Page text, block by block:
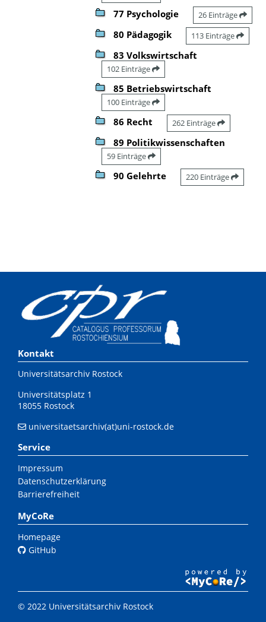
77 Psychologie 26 Einträge
80 Pädagogik 113 Einträge
83 Volkswirtschaft
102 Einträge
85 Betriebswirtschaft
100 Einträge
86 Recht 262 Einträge
89 Politikwissenschaften
59 Einträge
90 Gelehrte 220 Einträge
Kontakt
Universitätsarchiv Rostock
Universitätsplatz 1
18055 Rostock
universitaetsarchiv(at)uni-rostock.de
Service
Impressum
Datenschutzerklärung
Barrierefreiheit
MyCoRe
Homepage
GitHub
© 2022 Universitätsarchiv Rostock